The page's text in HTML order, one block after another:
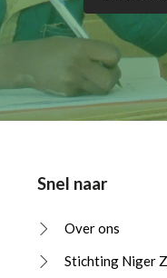
Snel naar
Over ons
Stichting Niger